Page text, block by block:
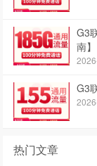
G3
南】
G3
热门文章